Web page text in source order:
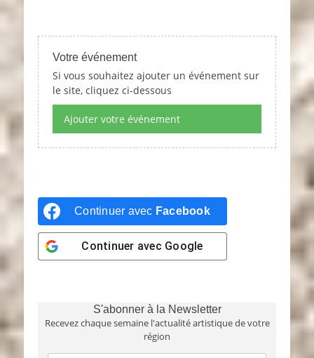
Votre événement
Si vous souhaitez ajouter un événement sur
le site, cliquez ci-dessous
Ajouter votre événement
Continuer avec Facebook
Continuer avec Google
S'abonner à la Newsletter
Recevez chaque semaine l'actualité artistique de votre
région